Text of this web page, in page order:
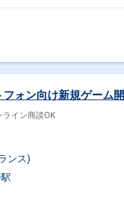
フォン向け新規ゲーム
ライン商談OK
ンス)